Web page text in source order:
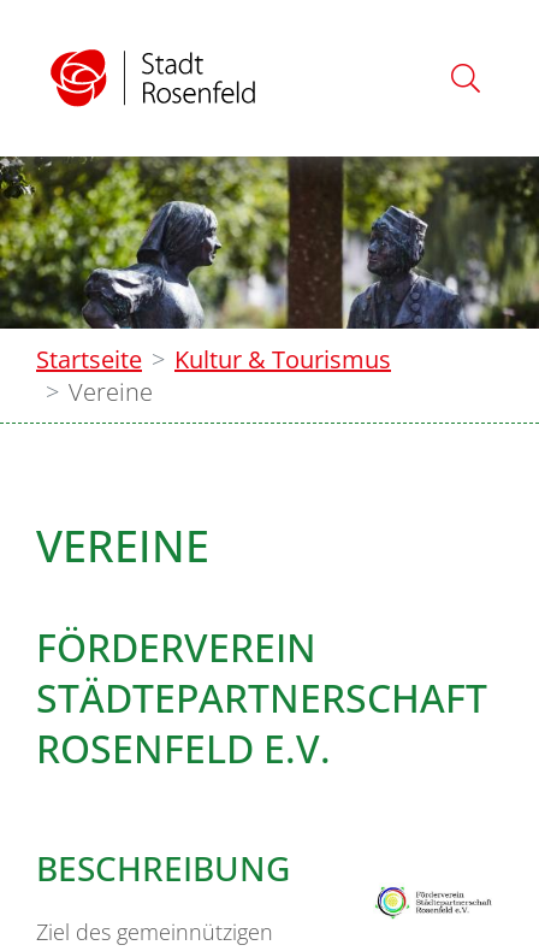
Startseite
Kultur & Tourismus
Vereine
VEREINE
FÖRDERVEREIN
STÄDTEPARTNERSCHAFT
ROSENFELD E.V.
BESCHREIBUNG
Ziel des gemeinnützigen